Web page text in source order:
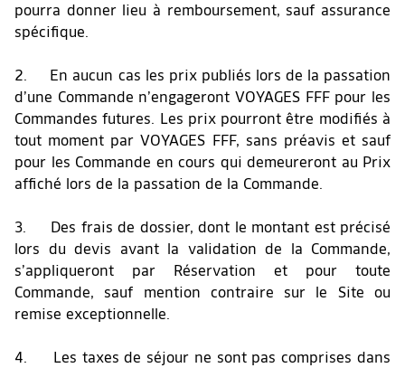
pourra donner lieu à remboursement, sauf assurance
spécifique.
2. En aucun cas les prix publiés lors de la passation
d’une Commande n’engageront VOYAGES FFF pour les
Commandes futures. Les prix pourront être modifiés à
tout moment par VOYAGES FFF, sans préavis et sauf
pour les Commande en cours qui demeureront au Prix
affiché lors de la passation de la Commande.
3. Des frais de dossier, dont le montant est précisé
lors du devis avant la validation de la Commande,
s’appliqueront par Réservation et pour toute
Commande, sauf mention contraire sur le Site ou
remise exceptionnelle.
4. Les taxes de séjour ne sont pas comprises dans